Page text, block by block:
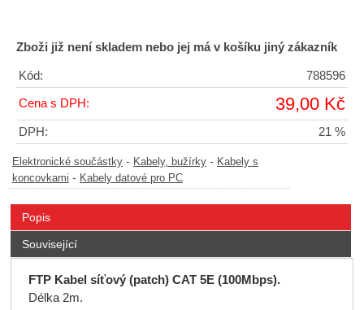
Zboži již není skladem nebo jej má v košíku jiný zákazník
Kód: 788596
Cena s DPH: 39,00 Kč
DPH: 21 %
Elektronické součástky - Kabely, bužírky - Kabely s
koncovkami - Kabely datové pro PC
Popis
Související
FTP Kabel síťový (patch) CAT 5E (100Mbps).
Délka 2m.